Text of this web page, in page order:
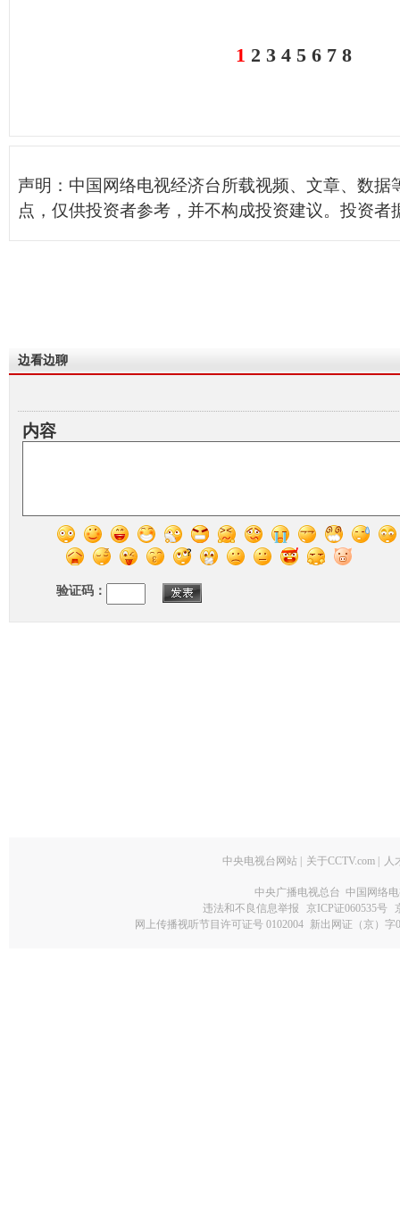
1 2 3 4 5 6 7 8
声明：中国网络电视经济台所载视频、文章、数据
点，仅供投资者参考，并不构成投资建议。投资者
边看边聊
内容
验证码：
中央电视台网站 关于CCTV.com 人
中央广播电视总台 中国网络
违法和不良信息举报
京ICP证060535号
网上传播视听节目许可证号 0102004 新出网证（京）